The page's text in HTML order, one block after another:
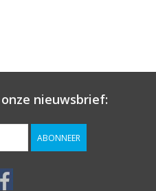
nieuwsbrief:
ABONNEER